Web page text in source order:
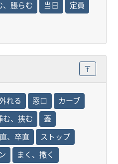
、脹らむ 当日
定員
れる 窓口
カーブ
む、挾む
蓋
、卒直
ストップ
まく、撒く